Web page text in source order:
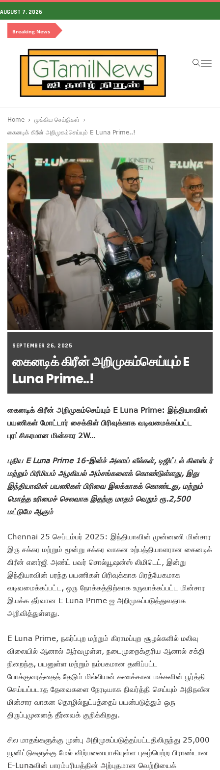
AUGUST 7, 2026
Breaking News
Home
முக்கிய செய்திகள்
கைனடிக் கிரீன் அறிமுகம்செய்யும் E Luna Prime..!
SEPTEMBER 26, 2025
கைனடிக் கிரீன் அறிமுகம்செய்யும் E
Luna Prime..!
கைனடிக் கிரீன் அறிமுகம்செய்யும் E Luna Prime: இந்தியாவின்
பயணிகள் மோட்டார் சைக்கிள் பிரிவுக்காக வடிவமைக்கப்பட்ட
புரட்சிகரமான மின்சார 2W…
புதிய E Luna Prime 16-இன்ச் அலாய் வீல்கள், டிஜிட்டல் கிளஸ்டர்
மற்றும் பிரீமியம் அழகியல் அம்சங்களைக் கொண்டுள்ளது, இது
இந்தியாவின் பயணிகள் பிரிவை இலக்காகக் கொண்டது, மற்றும்
மொத்த உரிமைச் செலவாக இதற்கு மாதம் வெறும் ரூ.2,500
மட்டுமே ஆகும்
Chennai 25 செப்டம்பர் 2025: இந்தியாவின் முன்னணி மின்சார
இரு சக்கர மற்றும் மூன்று சக்கர வாகன உற்பத்தியாளரான கைனடிக்
கிரீன் எனர்ஜி அண்ட் பவர் சொல்யூஷன்ஸ் லிமிடெட், இன்று
இந்தியாவின் பரந்த பயணிகள் பிரிவுக்காக பிரத்யேகமாக
வடிவமைக்கப்பட்ட, ஒரு நோக்கத்திற்காக உருவாக்கப்பட்ட மின்சார
இயக்க தீர்வான E Luna Prime ஐ அறிமுகப்படுத்துவதாக
அறிவித்துள்ளது.
E Luna Prime, நகர்ப்புற மற்றும் கிராமப்புற சூழல்களில் மலிவு
விலையில் ஆனால் ஆர்வமுள்ள, நடைமுறைக்குரிய ஆனால் சக்தி
நிறைந்த, பயனுள்ள மற்றும் நம்பகமான தனிப்பட்ட
போக்குவரத்தைத் தேடும் மில்லியன் கணக்கான மக்களின் பூர்த்தி
செய்யப்படாத தேவைகளை நேரடியாக நிவர்த்தி செய்யும் அதிநவீன
மின்சார வாகன தொழில்நுட்பத்தைப் பயன்படுத்தும் ஒரு
திருப்புமுனைத் தீர்வைக் குறிக்கிறது.
சில மாதங்களுக்கு முன்பு அறிமுகப்படுத்தப்பட்டதிலிருந்து 25,000
யூனிட்டுகளுக்கு மேல் விற்பனையாகியுள்ள புகழ்பெற்ற பிராண்டான
E-Lunaவின் பாரம்பரியத்தின் அற்புதமான வெற்றியைக்